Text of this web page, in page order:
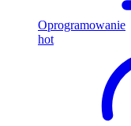
Oprogramowanie
hot